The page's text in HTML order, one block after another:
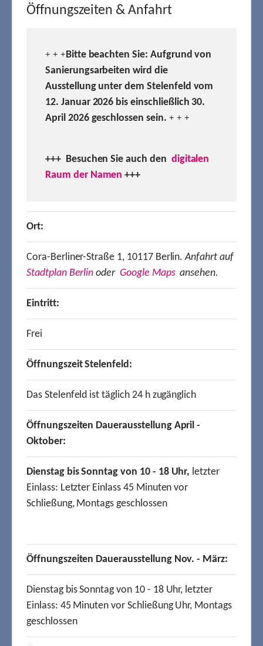
Öffnungszeiten & Anfahrt
+ + +Bitte beachten Sie: Aufgrund von
Sanierungsarbeiten wird die
Ausstellung unter dem Stelenfeld vom
12. Januar 2026 bis einschließlich 30.
April 2026 geschlossen sein. + + +
+++ Besuchen Sie auch den digitalen
Raum der Namen +++
Ort:
Cora-Berliner-Straße 1, 10117 Berlin.Anfahrt auf
Stadtplan Berlin oder Google Mapsansehen.
Eintritt:
Frei
Öffnungszeit Stelenfeld:
Das Stelenfeld ist täglich 24 h zugänglich
Öffnungszeiten Dauerausstellung April -
Oktober:
Dienstag bis Sonntag von 10 - 18 Uhr, letzter
Einlass: Letzter Einlass 45 Minuten vor
Schließung, Montags geschlossen
Öffnungszeiten Dauerausstellung Nov. - März:
Dienstag bis Sonntag von 10 - 18 Uhr, letzter
Einlass: 45 Minuten vor Schließung Uhr, Montags
geschlossen